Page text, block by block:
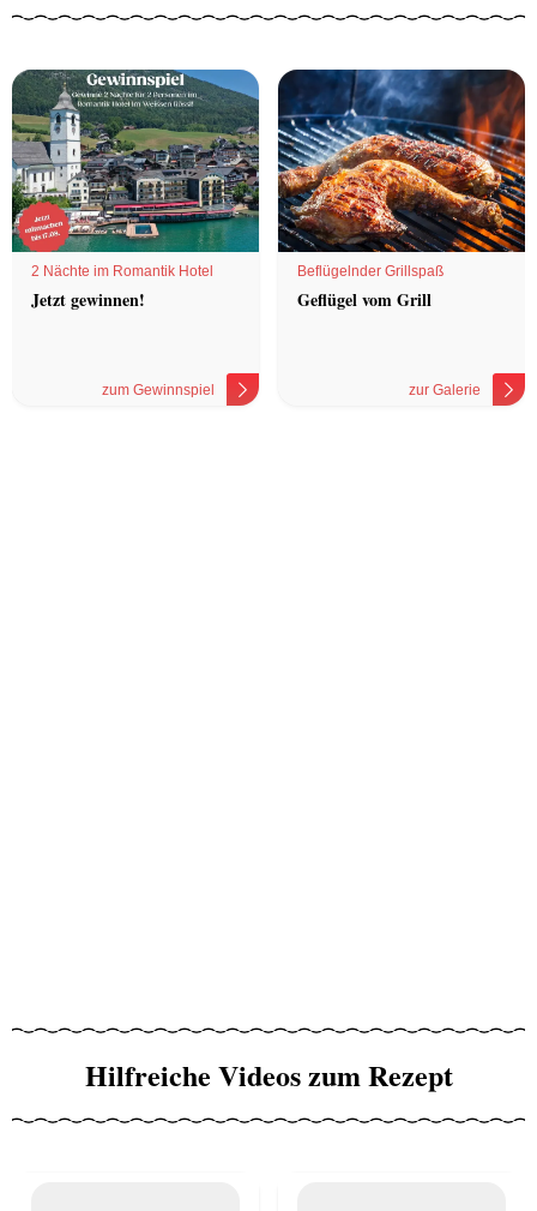
2 Nächte im Romantik Hotel
Jetzt gewinnen!
zum Gewinnspiel
Beflügelnder Grillspaß
Geflügel vom Grill
zur Galerie
Hilfreiche Videos zum Rezept